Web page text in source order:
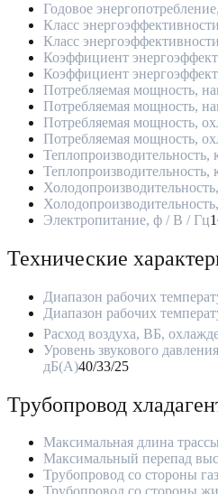
Годовое
Класс
Класс
Коэффициент
Коэффициент
Потребляемая мощность,
Потребляемая мощность,
Потребляемая мощность,
Потребляемая мощность,
Теплопроизводительность,
Теплопроизводительность,
Электропитание, ф / В / Гц
Технические
Диапазон рабочих
Диапазон рабочих
Расход воздуха, ВБ,
Уровень звукового
дБ(А)40/33/25
Трубопровод
Максимальная длина
Максимальный перепад
Трубопровод со стороны